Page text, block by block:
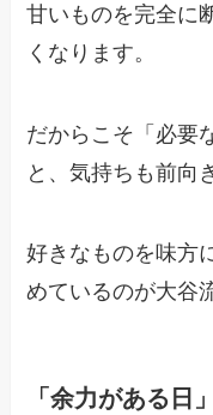
甘いものを完全に
くなります。
だからこそ「必要
と、気持ちも前向
好きなものを味方
めているのが大谷
「余力がある日